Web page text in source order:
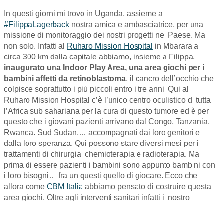
In questi giorni mi trovo in Uganda, assieme a
#FilippaLagerback nostra amica e ambasciatrice, per una
missione di monitoraggio dei nostri progetti nel Paese. Ma
non solo. Infatti al Ruharo Mission Hospital in Mbarara a
circa 300 km dalla capitale abbiamo, insieme a Filippa,
inaugurato una Indoor Play Area, una area giochi per i
bambini affetti da retinoblastoma, il cancro dell’occhio che
colpisce soprattutto i più piccoli entro i tre anni. Qui al
Ruharo Mission Hospital c’è l’unico centro oculistico di tutta
l’Africa sub sahariana per la cura di questo tumore ed è per
questo che i giovani pazienti arrivano dal Congo, Tanzania,
Rwanda. Sud Sudan,… accompagnati dai loro genitori e
dalla loro speranza. Qui possono stare diversi mesi per i
trattamenti di chirurgia, chemioterapia e radioterapia. Ma
prima di essere pazienti i bambini sono appunto bambini con
i loro bisogni… fra un questi quello di giocare. Ecco che
allora come CBM Italia abbiamo pensato di costruire questa
area giochi. Oltre agli interventi sanitari infatti il nostro